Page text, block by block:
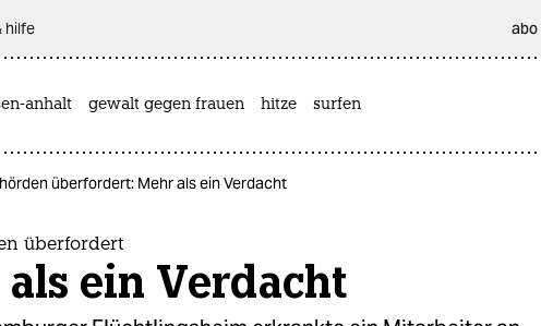
hilfe abo
anhalt gewalt gegen frauen hitze surfen
überfordert: Mehr als ein Verdacht
überfordert
ein Verdacht